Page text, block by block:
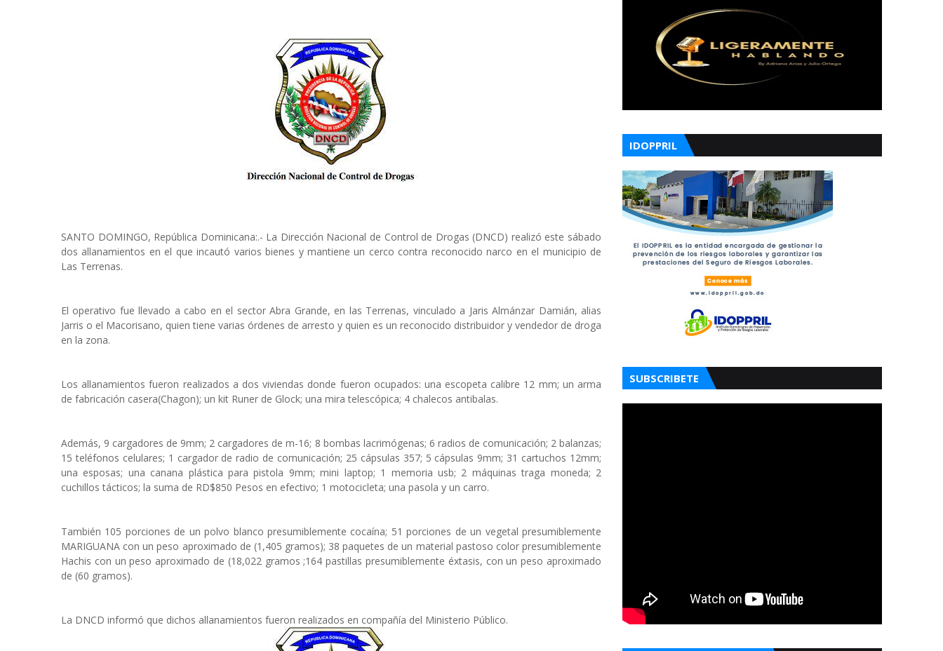
SANTO DOMINGO, República Dominicana:.- La Dirección Nacional de Control de Drogas (DNCD) realizó este sábado
dos allanamientos en el que incautó varios bienes y mantiene un cerco contra reconocido narco en el municipio de
Las Terrenas.
El operativo fue llevado a cabo en el sector Abra Grande, en las Terrenas, vinculado a Jaris Almánzar Damián, alias
Jarris o el Macorisano, quien tiene varias órdenes de arresto y quien es un reconocido distribuidor y vendedor de droga
en la zona.
Los allanamientos fueron realizados a dos viviendas donde fueron ocupados: una escopeta calibre 12 mm; un arma
de fabricación casera(Chagon); un kit Runer de Glock; una mira telescópica; 4 chalecos antibalas.
Además, 9 cargadores de 9mm; 2 cargadores de m-16; 8 bombas lacrimógenas; 6 radios de comunicación; 2 balanzas;
15 teléfonos celulares; 1 cargador de radio de comunicación; 25 cápsulas 357; 5 cápsulas 9mm; 31 cartuchos 12mm;
una esposas; una canana plástica para pistola 9mm; mini laptop; 1 memoria usb; 2 máquinas traga moneda; 2
cuchillos tácticos; la suma de RD$850 Pesos en efectivo; 1 motocicleta; una pasola y un carro.
También 105 porciones de un polvo blanco presumiblemente cocaína; 51 porciones de un vegetal presumiblemente
MARIGUANA con un peso aproximado de (1,405 gramos); 38 paquetes de un material pastoso color presumiblemente
Hachis con un peso aproximado de (18,022 gramos ;164 pastillas presumiblemente éxtasis, con un peso aproximado
de (60 gramos).
La DNCD informó que dichos allanamientos fueron realizados en compañía del Ministerio Público.
IDOPPRIL
SUBSCRIBETE